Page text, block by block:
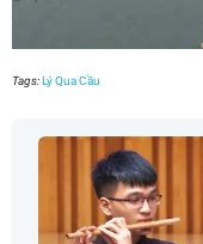
Tags:Lý Qua Cầu